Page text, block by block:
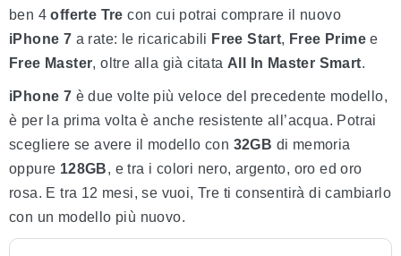
ben 4offerte Tre con cui potrai comprare il nuovo
iPhone 7 a rate: le ricaricabili Free Start, Free Prime e
Free Master, oltre alla già citata All In Master Smart.
iPhone 7 è due volte più veloce del precedente modello,
è per la prima volta è anche resistente all’acqua. Potrai
scegliere se avere il modello con 32GB di memoria
oppure 128GB, e tra i colori nero, argento, oro ed oro
rosa. E tra 12 mesi, se vuoi, Tre ti consentirà di cambiarlo
con un modello più nuovo.